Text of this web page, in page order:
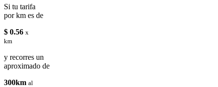
Si tu tarifa
por km es de
$ 0.56 x
km
y recorres un
aproximado de
300km al